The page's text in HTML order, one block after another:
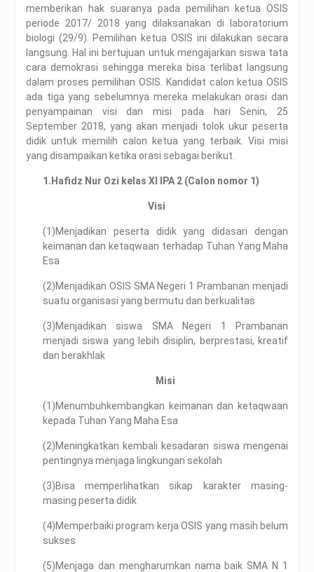
memberikan hak suaranya pada pemilihan ketua OSIS
periode 2017/ 2018 yang dilaksanakan di laboratorium
biologi (29/9). Pemilihan ketua OSIS ini dilakukan secara
langsung. Hal ini bertujuan untuk mengajarkan siswa tata
cara demokrasi sehingga mereka bisa terlibat langsung
dalam proses pemilihan OSIS. Kandidat calon ketua OSIS
ada tiga yang sebelumnya mereka melakukan orasi dan
penyampainan visi dan misi pada hari Senin, 25
September 2018, yang akan menjadi tolok ukur peserta
didik untuk memilih calon ketua yang terbaik. Visi misi
yang disampaikan ketika orasi sebagai berikut.
1.Hafidz Nur Ozi kelas XI IPA 2 (Calon nomor 1)
Visi
(1)Menjadikan peserta didik yang didasari dengan
keimanan dan ketaqwaan terhadap Tuhan Yang Maha
Esa
(2)Menjadikan OSIS SMA Negeri 1 Prambanan menjadi
suatu organisasi yang bermutu dan berkualitas
(3)Menjadikan siswa SMA Negeri 1 Prambanan
menjadi siswa yang lebih disiplin, berprestasi, kreatif
dan berakhlak
Misi
(1)Menumbuhkembangkan keimanan dan ketaqwaan
kepada Tuhan Yang Maha Esa
(2)Meningkatkan kembali kesadaran siswa mengenai
pentingnya menjaga lingkungan sekolah
(3)Bisa memperlihatkan sikap karakter masing-
masing peserta didik
(4)Memperbaiki program kerja OSIS yang masih belum
sukses
(5)Menjaga dan mengharumkan nama baik SMA N 1